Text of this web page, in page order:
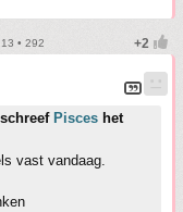
• 292
schreef Pisces het
vast vandaag.